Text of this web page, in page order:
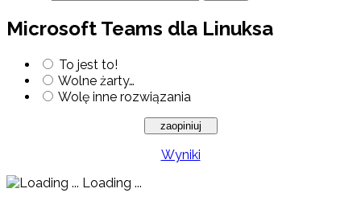
Microsoft Teams dla Linuksa
To jest to!
Wolne żarty…
Wolę inne rozwiązania
Wyniki
Loading ...